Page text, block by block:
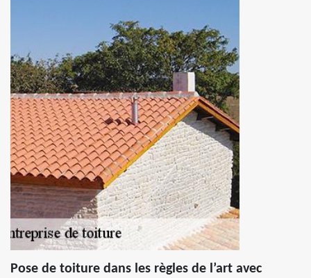
Pose de toiture dans les règles de l’art avec